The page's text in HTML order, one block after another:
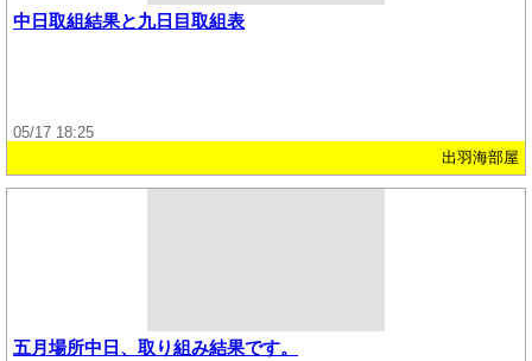
中日取組結果と九日目取組表
05/17 18:25
出羽海部屋
五月場所中日、取り組み結果です。